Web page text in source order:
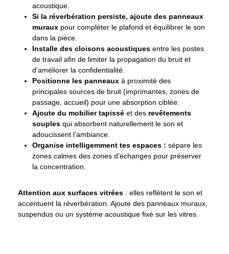
acoustique.
Si la réverbération persiste, ajoute des panneaux
muraux pour compléter le plafond et équilibrer le son
dans la pièce.
Installe des cloisons acoustiques entre les postes
de travail afin de limiter la propagation du bruit et
d’améliorer la confidentialité.
Positionne les panneaux à proximité des
principales sources de bruit (imprimantes, zones de
passage, accueil) pour une absorption ciblée.
Ajoute du mobilier tapissé et des revêtements
souples qui absorbent naturellement le son et
adoucissent l’ambiance.
Organise intelligemment tes espaces : sépare les
zones calmes des zones d’échanges pour préserver
la concentration.
Attention aux surfaces vitrées : elles reflètent le son et
accentuent la réverbération. Ajoute des panneaux muraux,
suspendus ou un système acoustique fixé sur les vitres.